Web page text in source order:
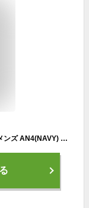
[ニューバランス] ウォーキングシューズ 550 v4 メンズ AN4(NAVY) 27.0 cm 4E